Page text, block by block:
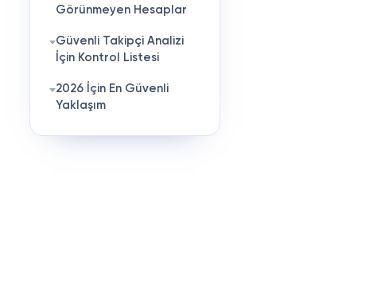
Görünmeyen Hesaplar
Güvenli Takipçi Analizi
İçin Kontrol Listesi
2026 İçin En Güvenli
Yaklaşım